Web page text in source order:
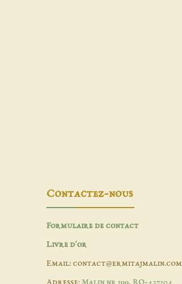
Contactez-nous
Formulaire de contact
Livre d'or
Email: contact@ermitajmalin.com
Adresse: Malin nr 199, RO-427204